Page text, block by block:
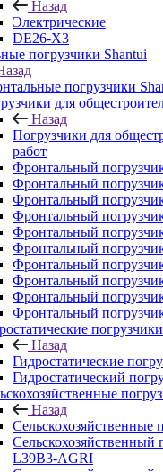
Назад
Электрические
DE26-X3
погрузчики Shantui
погрузчики
для
Назад
Погрузчики для
работ
Фронтальный
Фронтальный
Фронтальный
Фронтальный
Фронтальный
Фронтальный
Фронтальный
Фронтальный
Фронтальный
Фронтальный
погрузчики
Назад
Гидростатические
Гидростатический
Назад
Сельскохозяйственные
Сельскохозяйственный
L39B3-AGRI